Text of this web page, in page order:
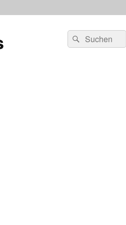
Suchen
nach:
Suchen